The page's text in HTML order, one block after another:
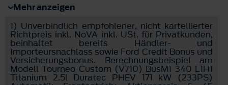
Mehr anzeigen
1) Unverbindlich empfohlener, nicht kartellierter
Richtpreis inkl. NoVA inkl. USt. für Privatkunden,
beinhaltet bereits Händler- und
Importeursnachlass sowie Ford Credit Bonus und
Versicherungsbonus. Berechnungsbeispiel am
Modell Tourneo Custom (V710) BusM1 340 L1H1
Titanium 2.5l Duratec PHEV 171 kW (233PS)